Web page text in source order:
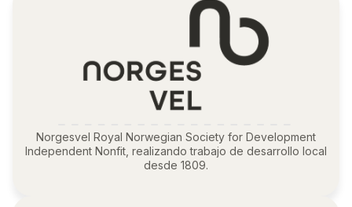
Norgesvel Royal Norwegian Society for Development
Independent Nonfit, realizando trabajo de desarrollo local
desde 1809.